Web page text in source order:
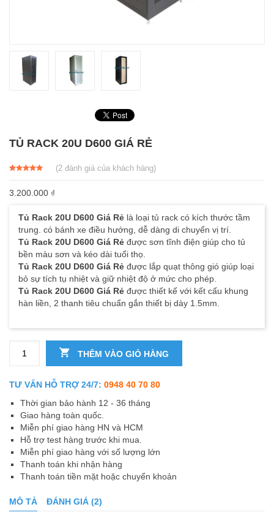
TỦ RACK 20U D600 GIÁ RẺ
dựa trên
đánh giá
(2đánh giá của khách hàng)
3.200.000 ₫
Tủ Rack 20U D600 Giá Rẻ là loại tủ rack có kích thước tầm
trung. có bánh xe điều hướng, dễ dàng di chuyển vị trí.
Tủ Rack 20U D600 Giá Rẻ được sơn tĩnh điện giúp cho tủ
bền màu sơn và kéo dài tuổi thọ.
Tủ Rack 20U D600 Giá Rẻ được lắp quạt thông gió giúp loại
bỏ sự tích tụ nhiệt và giữ nhiệt độ ở mức cho phép.
Tủ Rack 20U D600 Giá Rẻ được thiết kế với kết cấu khung
hàn liền, 2 thanh tiêu chuẩn gắn thiết bị dày 1.5mm.
Tủ Rack 20U D600 Giá Rẻ số lượng
THÊM VÀO GIỎ HÀNG
TƯ VẤN HỖ TRỢ 24/7: 0948 40 70 80
Thời gian bảo hành 12 - 36 tháng
Giao hàng toàn quốc.
Miễn phí giao hàng HN và HCM
Hỗ trợ test hàng trước khi mua.
Miễn phí giao hàng với số lượng lớn
Thanh toán khi nhận hàng
Thanh toán tiền mặt hoặc chuyển khoản
MÔ TẢ ĐÁNH GIÁ (2)